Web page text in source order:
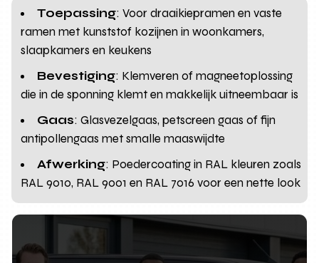
Toepassing: Voor draaikiepramen en vaste
ramen met kunststof kozijnen in woonkamers,
slaapkamers en keukens
Bevestiging: Klemveren of magneetoplossing
die in de sponning klemt en makkelijk uitneembaar is
Gaas: Glasvezelgaas, petscreen gaas of fijn
antipollengaas met smalle maaswijdte
Afwerking: Poedercoating in RAL kleuren zoals
RAL 9010, RAL 9001 en RAL 7016 voor een nette look